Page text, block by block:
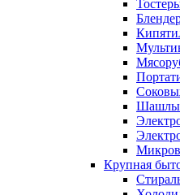
Крупная